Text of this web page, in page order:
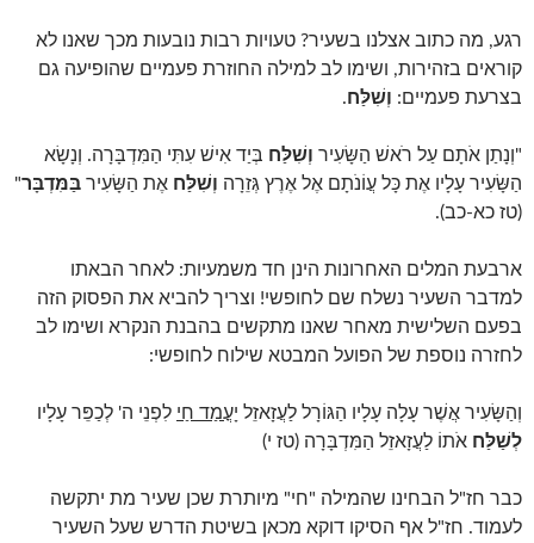
רגע, מה כתוב אצלנו בשעיר? טעויות רבות נובעות מכך שאנו לא
קוראים בזהירות, ושימו לב למילה החוזרת פעמיים שהופיעה גם
בצרעת פעמיים: וְשִׁלַּח.
"וְנָתַן אֹתָם עַל רֹאשׁ הַשָּׂעִיר וְשִׁלַּח בְּיַד אִישׁ עִתִּי הַמִּדְבָּרָה. וְנָשָׂא
הַשָּׂעִיר עָלָיו אֶת כָּל עֲוֹנֹתָם אֶל אֶרֶץ גְּזֵרָה וְשִׁלַּח אֶת הַשָּׂעִיר בַּמִּדְבָּר"
(טז כא-כב).
ארבעת המלים האחרונות הינן חד משמעיות: לאחר הבאתו
למדבר השעיר נשלח שם לחופשי! וצריך להביא את הפסוק הזה
בפעם השלישית מאחר שאנו מתקשים בהבנת הנקרא ושימו לב
לחזרה נוספת של הפועל המבטא שילוח לחופשי:
וְהַשָּׂעִיר אֲשֶׁר עָלָה עָלָיו הַגּוֹרָל לַעֲזָאזֵל יָעֳמַד חַי לִפְנֵי ה' לְכַפֵּר עָלָיו
לְשַׁלַּח אֹתוֹ לַעֲזָאזֵל הַמִּדְבָּרָה (טז י)
כבר חז"ל הבחינו שהמילה "חי" מיותרת שכן שעיר מת יתקשה
לעמוד. חז"ל אף הסיקו דוקא מכאן בשיטת הדרש שעל השעיר